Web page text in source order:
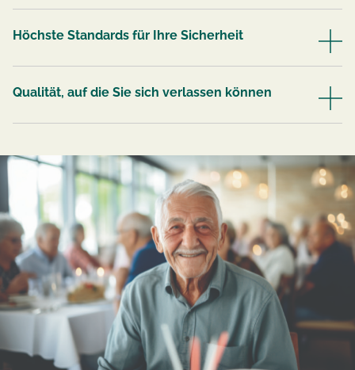
Höchste Standards für Ihre Sicherheit
Qualität, auf die Sie sich verlassen können